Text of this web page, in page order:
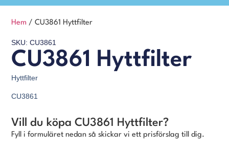
Hem / CU3861 Hyttfilter
SKU: CU3861
CU3861 Hyttfilter
Hyttfilter
CU3861
Vill du köpa CU3861 Hyttfilter?
Fyll i formuläret nedan så skickar vi ett prisförslag till dig.